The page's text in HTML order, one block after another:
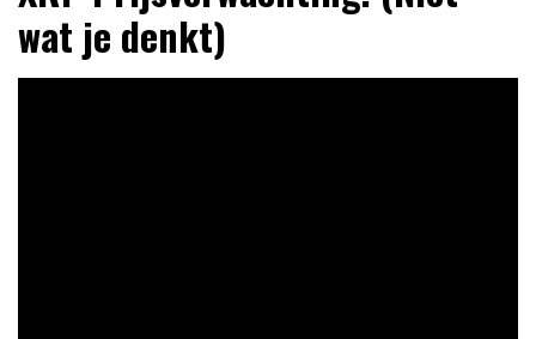
wat je denkt)